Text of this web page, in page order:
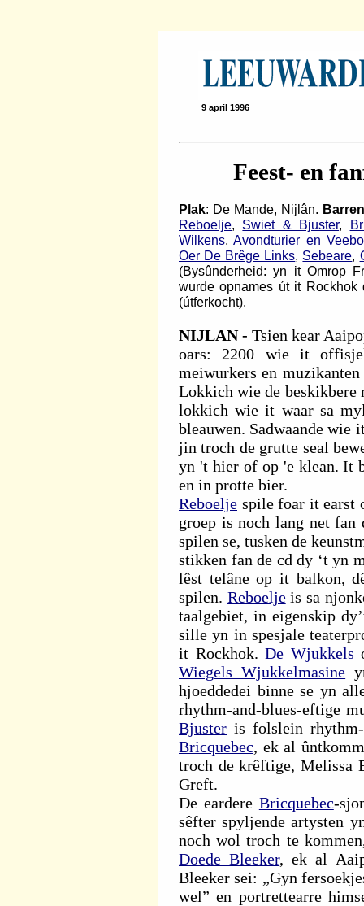
9 april 1996
Feest- en
Plak: De Mande, Nijlân. Barren
Reboelje, Swiet & Bjuster,
Wilkens,Avondturier en
Oer De Brêge Links, Sebeare,
(Bysûnderheid: yn it Omrop
wurde opnames út it
(útferkocht).
NIJLAN - Tsien kear
oars: 2200 wie it
meiwurkers en
Lokkich wie de beskikbere
lokkich wie it waar sa
bleauwen. Sadwaande wie
jin troch de grutte seal
yn 't hier of op 'e klean. It
en in protte bier.
Reboelje spile foar it earst
groep is noch lang net
spilen se, tusken de
stikken fan de cd dy ‘t yn
lêst telâne op it balkon,
spilen. Reboeljeis sa
taalgebiet, in eigenskip
sille yn in spesjale
it Rockhok.De Wjukkels
Wiegels Wjukkelmasine
hjoeddedei binne se yn
rhythm-and-blues-eftige
Bjuster is folslein
Bricquebec, ek al
troch de krêftige, Melissa
Greft.
De eardere Bricquebec-
sêfter spyljende artysten
noch wol troch te
Doede Bleeker, ek al
Bleeker sei: „Gyn
wel” en portrettearre